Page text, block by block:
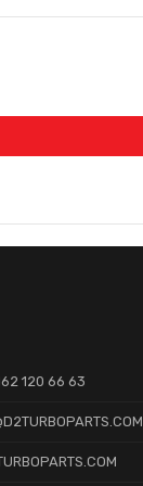
120 66 63